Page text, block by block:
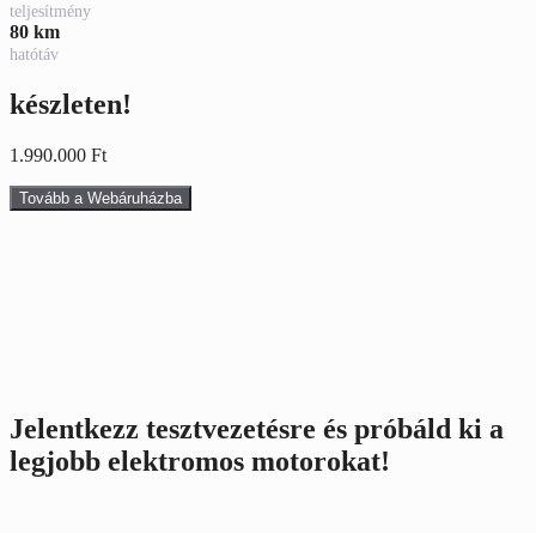
teljesítmény
80 km
hatótáv
készleten!
1.990.000 Ft
Tovább a Webáruházba
Jelentkezz tesztvezetésre és próbáld ki a
legjobb elektromos motorokat!